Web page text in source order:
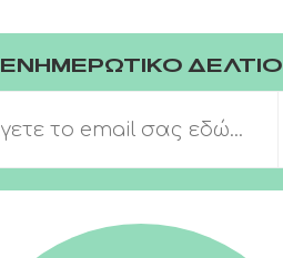
ΕΝΗΜΕΡΩΤΙΚΟ ΔΕΛΤΙΟ